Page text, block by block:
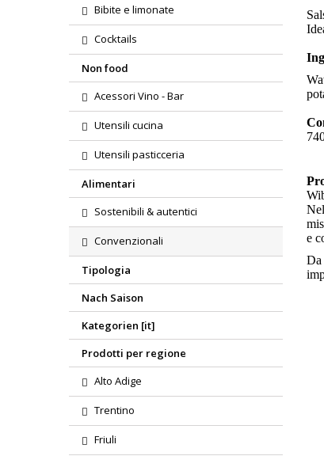
Bibite e limonate
Cocktails
Non food
Acessori Vino - Bar
Utensili cucina
Utensili pasticceria
Alimentari
Sostenibili & autentici
Convenzionali
Tipologia
Nach Saison
Kategorien [it]
Prodotti per regione
Alto Adige
Trentino
Friuli
e
Da